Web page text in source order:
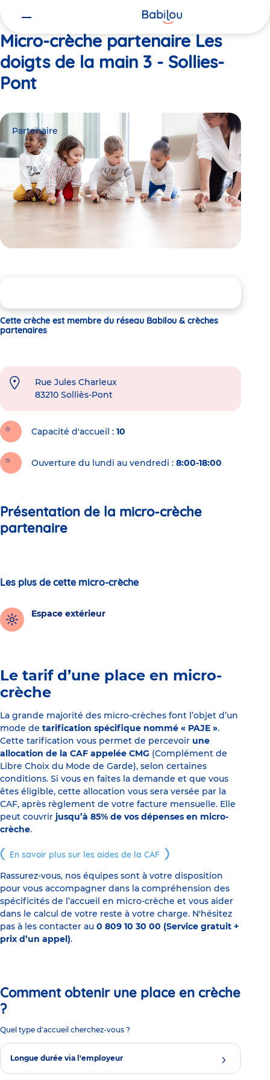
Micro-crèche partenaire Les
doigts de la main 3 - Sollies-
Pont
Partenaire
Cette crèche est membre du réseau Babilou & crèches
partenaires
Rue Jules Charleux
83210 Solliès-Pont
Capacité d'accueil 10
Ouverture du lundi au vendredi : 8:00-18:00
Présentation de la micro-crèche
partenaire
Les plus de cette micro-crèche
Espace extérieur
Le tarif d’une place en micro-
crèche
La grande majorité des micro-crèches font l’objet d’un
mode de tarification spécifique nommé « PAJE ».
Cette tarification vous permet de percevoir une
allocation de la CAF appelée CMG (Complément de
Libre Choix du Mode de Garde), selon certaines
conditions. Si vous en faites la demande et que vous
êtes éligible, cette allocation vous sera versée par la
CAF, après règlement de votre facture mensuelle. Elle
peut couvrir jusqu’à 85% de vos dépenses en micro-
crèche.
En savoir plus sur les aides de la CAF
Rassurez-vous, nos équipes sont à votre disposition
pour vous accompagner dans la compréhension des
spécificités de l’accueil en micro-crèche et vous aider
dans le calcul de votre reste à votre charge. N'hésitez
pas à les contacter au 0 809 10 30 00 (Service gratuit +
prix d’un appel).
Comment obtenir une place en crèche
?
Quel type d'accueil cherchez-vous ?
Longue durée via l'employeur